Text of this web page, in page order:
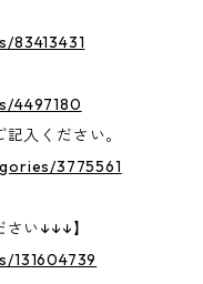
4497180
入ください。
3775561
さい↓↓↓】